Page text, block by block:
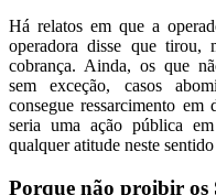
Há relatos em que a
operadora disse que tirou,
cobrança. Ainda, os que
sem exceção, casos
consegue ressarcimento
seria uma ação pública
qualquer atitude neste
Porque não proibir os